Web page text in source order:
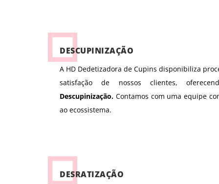
DESCUPINIZAÇÃO
A HD Dedetizadora de Cupins disponibiliza
satisfação de nossos clientes,
Descupinização. Contamos com uma equipe
ao ecossistema.
DESRATIZAÇÃO